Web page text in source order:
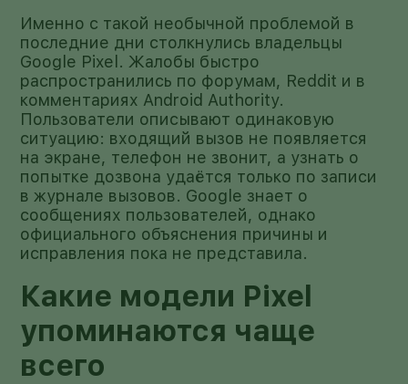
Именно с такой необычной проблемой в
последние дни столкнулись владельцы
Google Pixel. Жалобы быстро
распространились по форумам, Reddit и в
комментариях Android Authority.
Пользователи описывают одинаковую
ситуацию: входящий вызов не появляется
на экране, телефон не звонит, а узнать о
попытке дозвона удаётся только по записи
в журнале вызовов. Google знает о
сообщениях пользователей, однако
официального объяснения причины и
исправления пока не представила.
Какие модели Pixel
упоминаются чаще
всего